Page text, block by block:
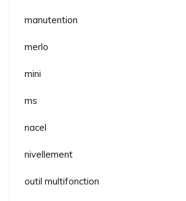
manutention
merlo
mini
ms
nacel
nivellement
outil multifonction